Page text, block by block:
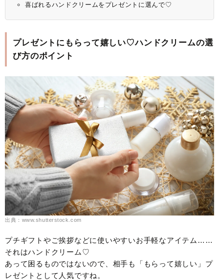
喜ばれるハンドクリームをプレゼントに選んで♡
プレゼントにもらって嬉しい♡ハンドクリームの選
び方のポイント
出典：www.shutterstock.com
プチギフトやご挨拶などに使いやすいお手軽なアイテム……
それはハンドクリーム♡
あって困るものではないので、相手も「もらって嬉しい」プ
レゼントとして人気ですね。